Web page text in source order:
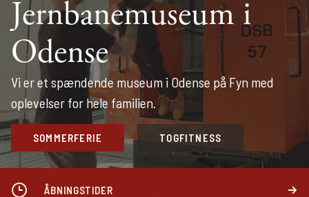
Jernbanemuseum i
Odense
Vi er et spændende museum i Odense på Fyn med
oplevelser for hele familien.
SOMMERFERIE TOGFITNESS
ÅBNINGSTIDER